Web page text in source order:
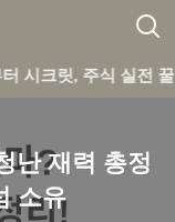
식 실전 꿀팁까지 큐
난 재력 총정
소유